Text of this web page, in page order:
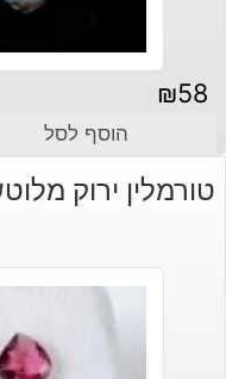
₪58
הוסף לסל